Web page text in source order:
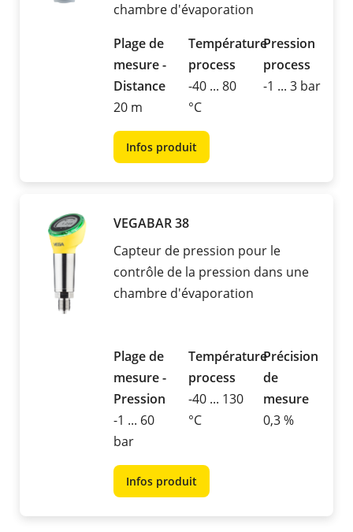
chambre d'évaporation
Plage de
mesure -
Distance
20 m
Température
process
-40 ... 80
°C
Pression
process
-1 ... 3 bar
Infos produit
VEGABAR 38
Capteur de pression pour le
contrôle de la pression dans une
chambre d'évaporation
Plage de
mesure -
Pression
-1 ... 60
bar
Température
process
-40 ... 130
°C
Précision
de
mesure
0,3 %
Infos produit